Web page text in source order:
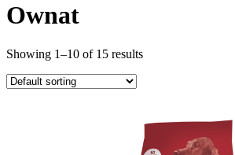
Ownat
Showing 1–10 of 15 results